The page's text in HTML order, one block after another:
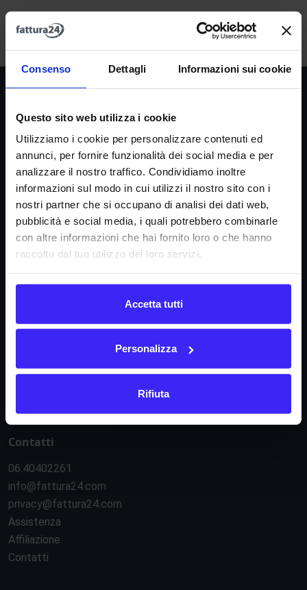
Consenso Dettagli Informazioni sui cookie
Questo sito web utilizza i cookie
Utilizziamo i cookie per personalizzare contenuti ed
annunci, per fornire funzionalità dei social media e per
analizzare il nostro traffico. Condividiamo inoltre
informazioni sul modo in cui utilizzi il nostro sito con i
nostri partner che si occupano di analisi dei dati web,
pubblicità e social media, i quali potrebbero combinarle
con altre informazioni che hai fornito loro o che hanno
raccolto dal tuo utilizzo dei loro servizi.
Accetta tutti
Personalizza
Rifiuta
La nostra missione
Dicono di noi
FAQ
Fattura24 srl
Via B. Croce 19, Roma (Italia)
P.IVA IT11359591002
Informativa privacy
Sicurezza e servizi esterni
Contatti
06.40402261
info@fattura24.com
privacy@fattura24.com
Assistenza
Affiliazione
Contatti